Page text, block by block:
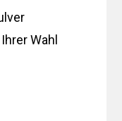
Wahl